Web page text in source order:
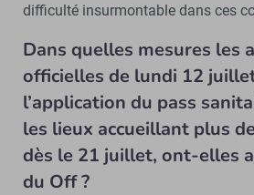
difficulté insurmontable dans ces
Dans quelles mesures les
officielles de lundi 12
l’application du pass
les lieux accueillant plus
dès le 21 juillet, ont-elles
du Off ?